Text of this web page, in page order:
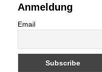
Anmeldung
Email